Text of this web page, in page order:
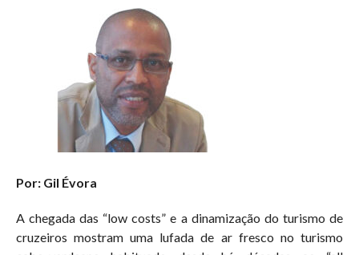
Por: Gil Évora
A chegada das “low costs” e a dinamização do turismo de
cruzeiros mostram uma lufada de ar fresco no turismo